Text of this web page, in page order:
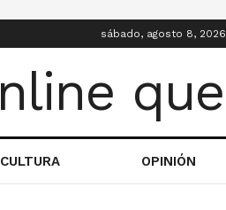
sábado, agosto 8, 2026
CULTURA OPINIÓN